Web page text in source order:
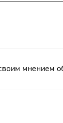
мнением